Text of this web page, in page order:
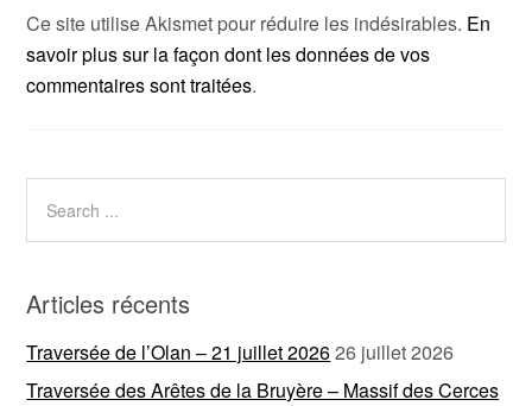
Ce site utilise Akismet pour réduire les indésirables. En
savoir plus sur la façon dont les données de vos
commentaires sont traitées.
Articles récents
Traversée de l’Olan – 21 juillet 202626 juillet 2026
Traversée des Arêtes de la Bruyère – Massif des Cerces